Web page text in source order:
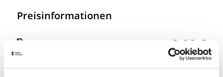
Preisinformationen
ab8,00 €